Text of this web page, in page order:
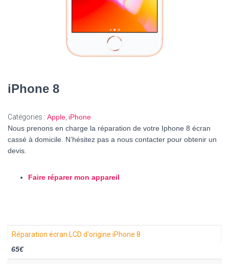
iPhone 8
Catégories : Apple iPhone
Nous prenons en charge la réparation de votre Iphone 8 écran
cassé à domicile. N’hésitez pas a nous contacter pour obtenir un
devis.
Faire réparer mon appareil
Réparation écran LCD d'origine iPhone 8
65€